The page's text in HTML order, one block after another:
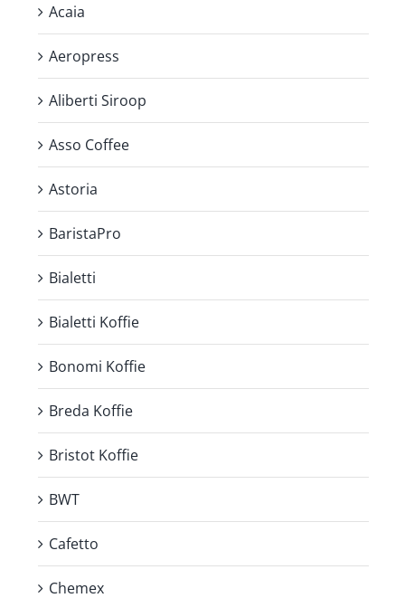
Acaia
Aeropress
Aliberti Siroop
Asso Coffee
Astoria
BaristaPro
Bialetti
Bialetti Koffie
Bonomi Koffie
Breda Koffie
Bristot Koffie
BWT
Cafetto
Chemex